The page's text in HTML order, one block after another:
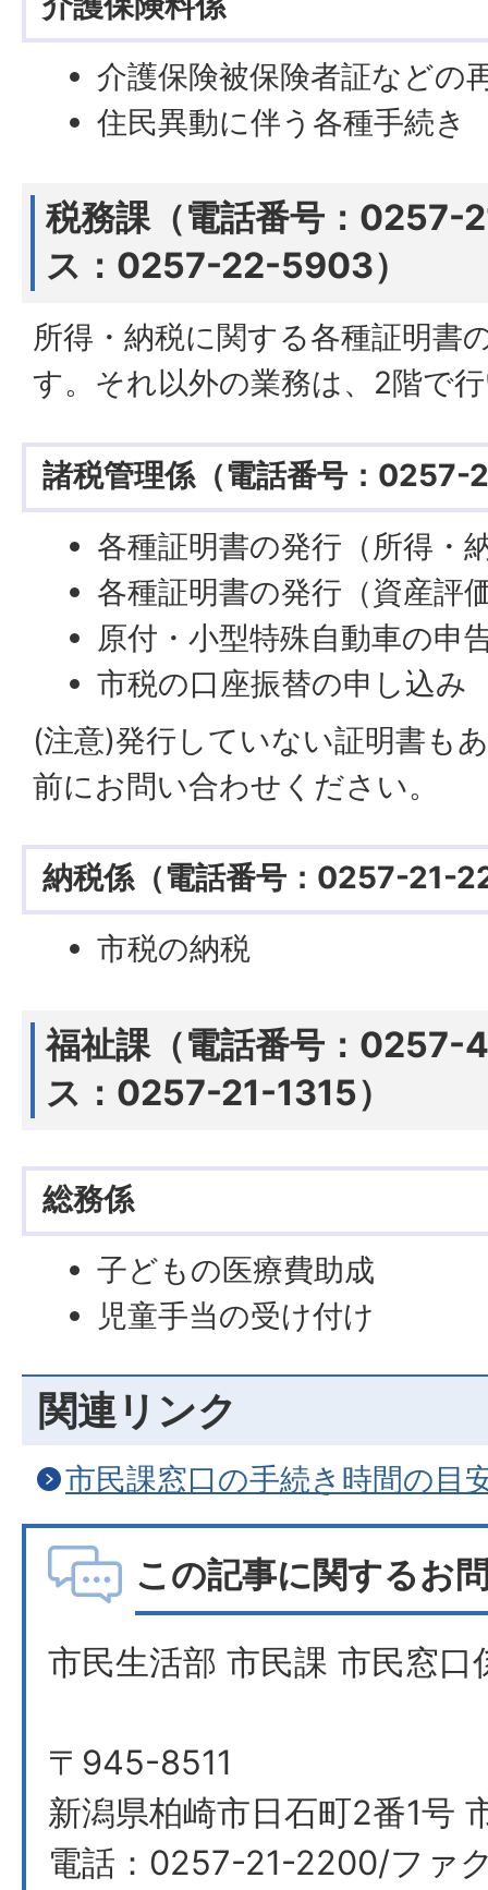
介護保険被保険者証などの
住民異動に伴う各種手続き
税務課（電話番号：0257-
ス：0257-22-5903）
所得・納税に関する各種証明書
す。それ以外の業務は、2階で
諸税管理係（電話番号：0257-
各種証明書の発行（所得・
各種証明書の発行（資産評
原付・小型特殊自動車の申
市税の口座振替の申し込み
(注意)発行していない証明書も
前にお問い合わせください。
納税係（電話番号：0257-21-
市税の納税
福祉課（電話番号：
ス：0257-21-1315）
総務係
子どもの医療費助成
児童手当の受け付け
関連リンク
市民課窓口の手続き時間の目
この記事に関するお
市民生活部 市民課 市民窓口
〒945-8511
新潟県柏崎市日石町2番1号
電話：0257-21-2200/ファ